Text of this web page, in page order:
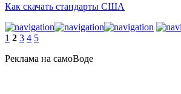
Как скачать стандарты США
1 2 3 4 5
Реклама на самоВоде